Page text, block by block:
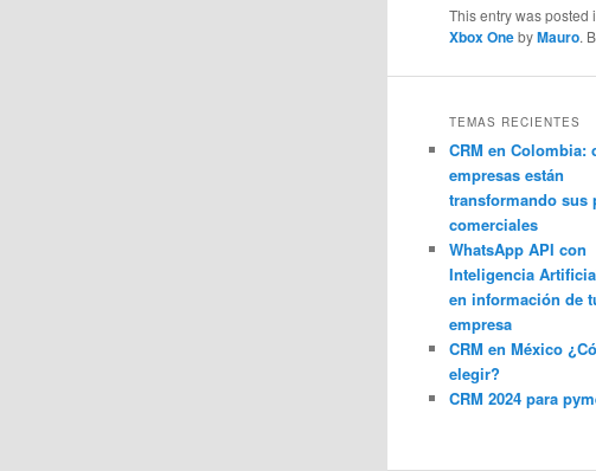
This entry was
Xbox OnebyMauro.
TEMAS RECIENTES
CRM en Colombia:
empresas están
transformando sus
comerciales
WhatsApp API con
Inteligencia
en información de
empresa
CRM en México
elegir?
CRM 2024 para